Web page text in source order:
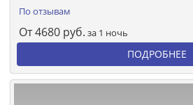
По отзывам
От4680 руб. за 1 ночь
ПОДРОБНЕЕ